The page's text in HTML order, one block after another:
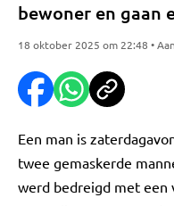
bewoner en gaan
18 oktober 2025 om 22:48 •
Een man is
twee gemaskerde
werd bedreigd met een